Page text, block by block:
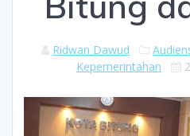
Ridwan Dawud
Kepemerintahan